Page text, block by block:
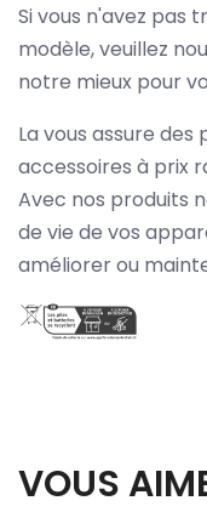
Si vous n'avez pas
modèle, veuillez
notre mieux pour
La vous assure
accessoires à prix
Avec nos produits
de vie de vos
améliorer ou
VOUS